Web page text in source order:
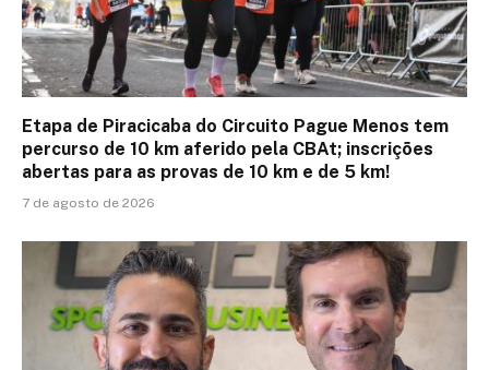
Etapa de Piracicaba do Circuito Pague Menos tem
percurso de 10 km aferido pela CBAt; inscrições
abertas para as provas de 10 km e de 5 km!
7 de agosto de 2026